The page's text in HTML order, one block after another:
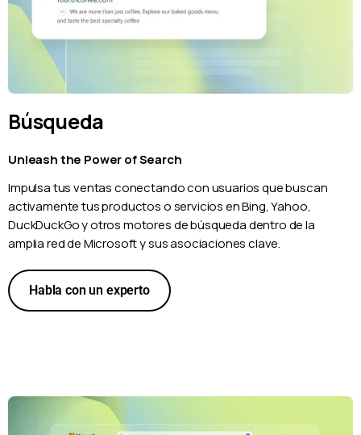
Búsqueda
Unleash the Power of Search
Impulsa tus ventas conectando con usuarios que buscan
activamente tus productos o servicios en Bing, Yahoo,
DuckDuckGo y otros motores de búsqueda dentro de la
amplia red de Microsoft y sus asociaciones clave.
Habla con un experto